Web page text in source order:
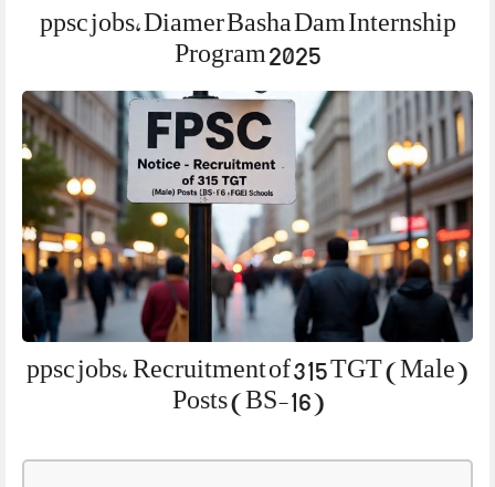
ppsc jobs, Diamer Basha Dam Internship
Program 2025
ppsc jobs, Recruitment of 315 TGT (Male)
Posts (BS-16)